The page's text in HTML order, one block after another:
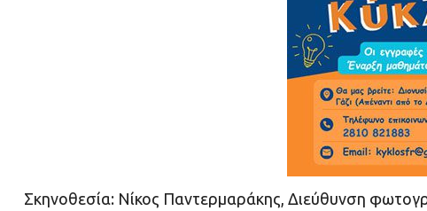
Σκηνοθεσία: Νίκος Παντερμαράκης, Διεύθυνση